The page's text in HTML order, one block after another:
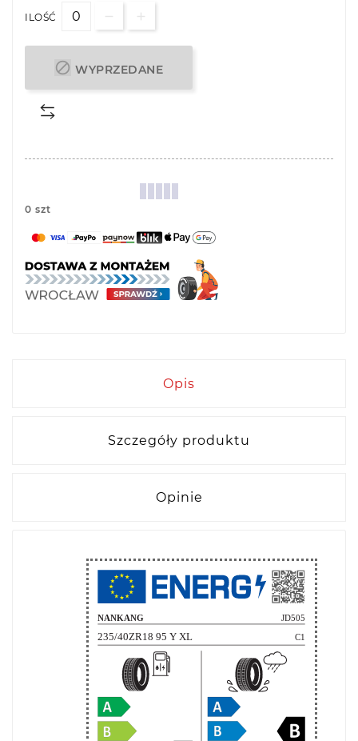
ILOŚĆ
 WYPRZEDANE
0 szt
Opis
Szczegóły produktu
Opinie